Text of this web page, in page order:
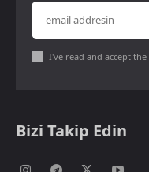
I've read and accept the
Bizi Takip Edin